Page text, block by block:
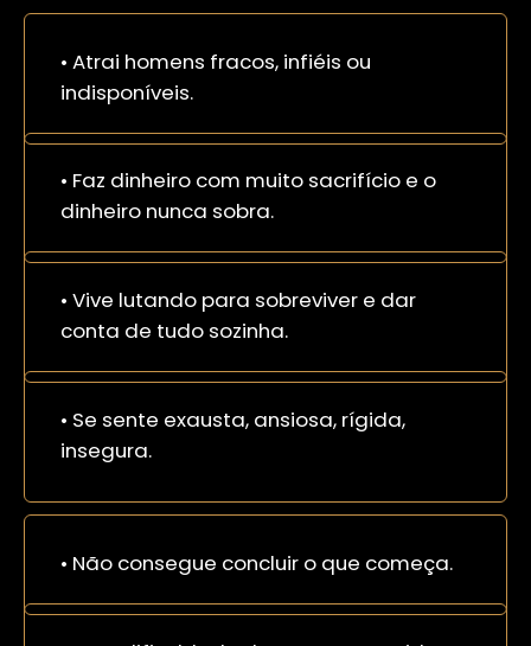
• Atrai homens fracos, infiéis ou
indisponíveis.
• Faz dinheiro com muito sacrifício e o
dinheiro nunca sobra.
• Vive lutando para sobreviver e dar
conta de tudo sozinha.
• Se sente exausta, ansiosa, rígida,
insegura.
• Não consegue concluir o que começa.